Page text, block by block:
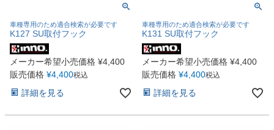
車種専用のため適合検索が必要です
K127 SU取付フック
メーカー希望小売価格 ¥4,400
販売価格 ¥4,400税込
詳細を見る
車種専用のため適合検索が必要です
K131 SU取付フック
メーカー希望小売価格 ¥4,400
販売価格 ¥4,400税込
詳細を見る